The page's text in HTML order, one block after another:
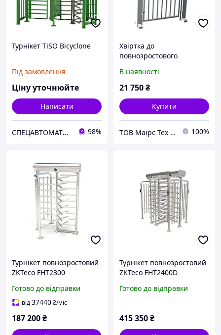
Турнікет TiSO Bicyclone
Під замовлення
Ціну уточнюйте
Написати
СПЕЦАВТОМАТИКА 98%
Хвіртка до
повнозростового
В наявності
21 750₴
Купити
ТОВ Маірс Тех - Комплексні рішення для забезпечення безпеки та контролю доступу 100%
Турнікет повнозростовий
ZKTeco FHT2300
Готово до відправки
від37440₴/міс
187 200₴
Турнікет повнозростовий
ZKTeco FHT2400D
Готово до відправки
415 350₴